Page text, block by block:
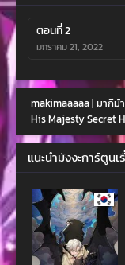
ตอนที่ 2
มกราคม 21, 2022
makimaaaaa | มากีม้
His Majesty Secret
แนะนำมังงะการ์ตูน